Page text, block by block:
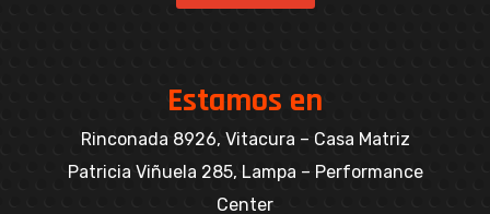
Estamos en
Rinconada 8926, Vitacura – Casa Matriz
Patricia Viñuela 285, Lampa – Performance
Center